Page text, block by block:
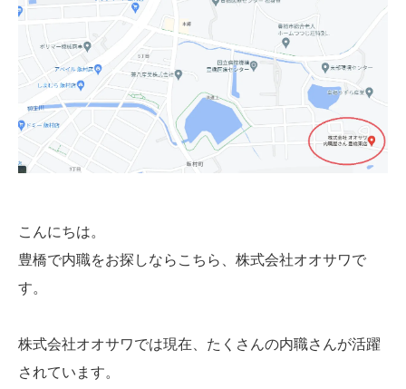
こんにちは。
豊橋で内職をお探しならこちら、株式会社オオサワで
す。
株式会社オオサワでは現在、たくさんの内職さんが活躍
されています。